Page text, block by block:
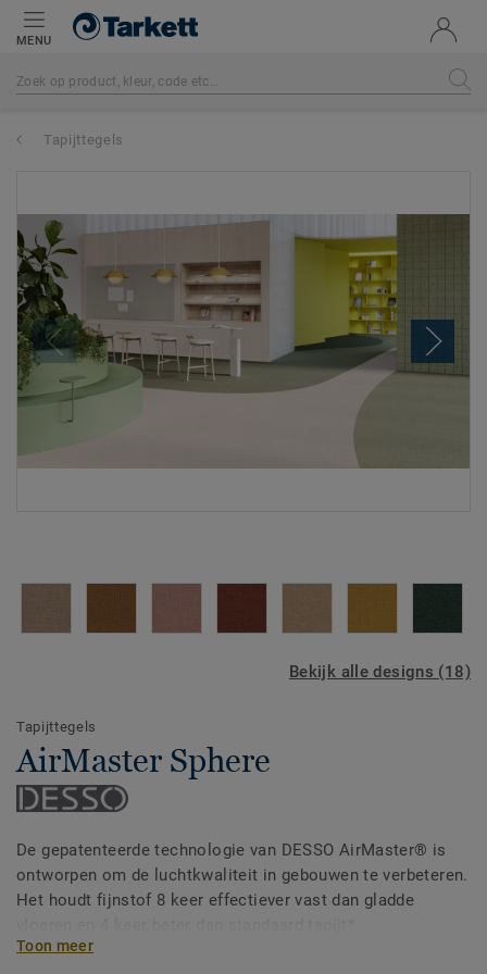
MENU
Tapijttegels
Bekijk alle designs (18)
Tapijttegels
AirMaster Sphere
De gepatenteerde technologie van DESSO AirMaster® is
ontworpen om de luchtkwaliteit in gebouwen te verbeteren.
Het houdt fijnstof 8 keer effectiever vast dan gladde
Toon meer